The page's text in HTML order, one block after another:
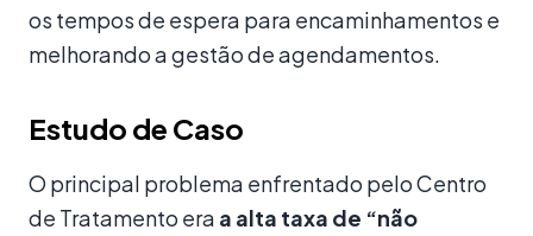
os tempos de espera para encaminhamentos e
melhorando a gestão de agendamentos.
Estudo de Caso
O principal problema enfrentado pelo Centro
de Tratamento era a alta taxa de “não